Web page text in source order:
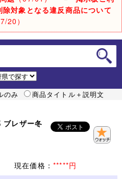
除対象となる違反商品について
20）
のみ 商品タイトル＋説明文
ブレザー冬
現在価格： *****円